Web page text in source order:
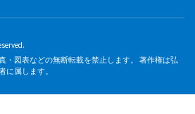
・図表などの無断転載を禁止します。 著作権は弘
に属します。